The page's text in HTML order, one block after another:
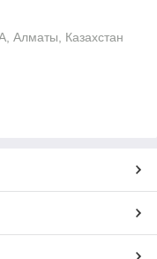
Алматы, Казахстан